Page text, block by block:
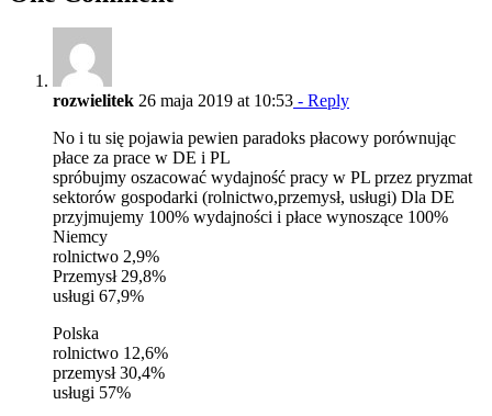
rozwielitek 26 maja 2019 at 10:53 - Reply
No i tu się pojawia pewien paradoks płacowy porównując
płace za prace w DE i PL
spróbujmy oszacować wydajność pracy w PL przez pryzmat
sektorów gospodarki (rolnictwo,przemysł, usługi) Dla DE
przyjmujemy 100% wydajności i płace wynoszące 100%
Niemcy
rolnictwo 2,9%
Przemysł 29,8%
usługi 67,9%
Polska
rolnictwo 12,6%
przemysł 30,4%
usługi 57%